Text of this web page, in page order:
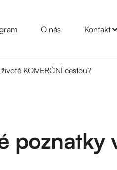
O nás Kontakt
KOMERČNÍ cestou?
poznatky